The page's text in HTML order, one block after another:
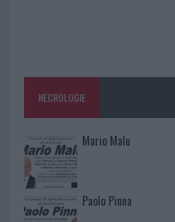
NECROLOGIE
Mario Malu
Paolo Pinna